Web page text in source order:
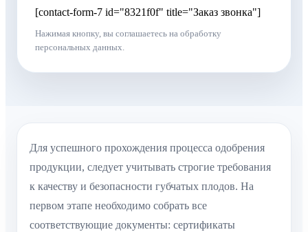
[contact-form-7 id="8321f0f" title="Заказ звонка"]
Нажимая кнопку, вы соглашаетесь на обработку
персональных данных.
Для успешного прохождения процесса одобрения
продукции, следует учитывать строгие требования
к качеству и безопасности губчатых плодов. На
первом этапе необходимо собрать все
соответствующие документы: сертификаты